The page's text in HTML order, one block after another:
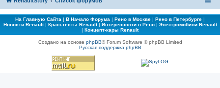
На Главную Сайта | В Начало Форума | Рено в Москве | Рено в Петербурге |
Новости Renault| Краш-тесты Renault| Интересности о Рено| Электромобили Renault
| Концепт-кары Renault
Создано на основе phpBB® Forum Software © phpBB Limited
Русская поддержка phpBB